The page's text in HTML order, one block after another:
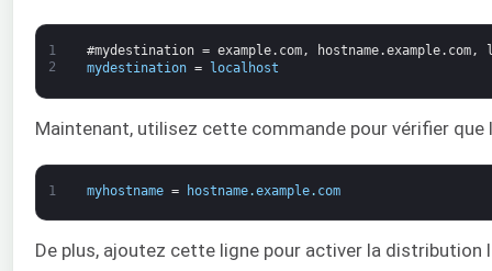
1
2
#mydestination = example.com,
mydestination = localhost
Maintenant, utilisez cette commande pour vérifier
1 myhostname = hostname.example. com
De plus, ajoutez cette ligne pour activer la